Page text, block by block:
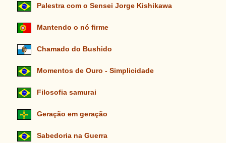
Palestra com o Sensei Jorge Kishikawa
Mantendo o nó firme
Chamado do Bushido
Momentos de Ouro - Simplicidade
Filosofia samurai
Geração em geração
Sabedoria na Guerra